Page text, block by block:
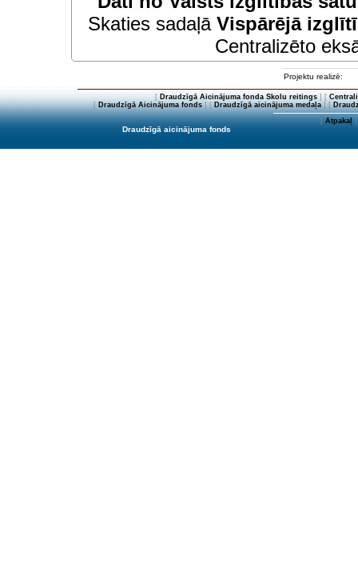
Skaties sadaļā Vispārējā
Centralizēto
Projektu realizē:
[ Draudzīgā Aicinājuma fonda Skolu reitings] [
[Draudzīgā Aicinājuma fonds] [Draudzīgā aicinājuma medaļa] [
[Atpakaļ]
Draudzīgā aicinājuma fonds